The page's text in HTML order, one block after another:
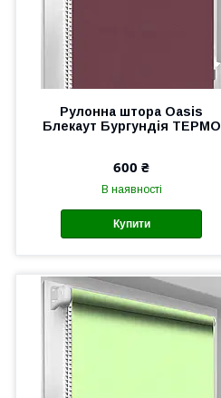
Рулонна штора Oasis
Блекаут Бургундія ТЕРМО
600 ₴
В наявності
Купити